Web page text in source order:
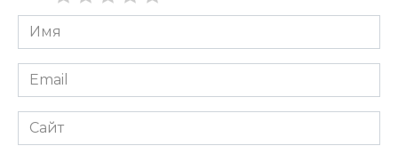
Имя
*
Email
*
Сайт